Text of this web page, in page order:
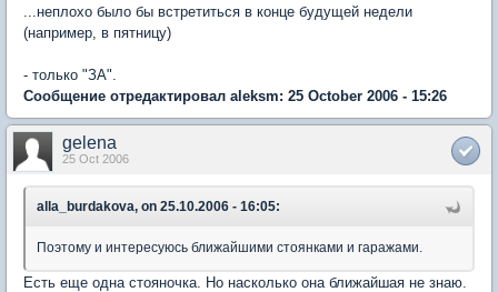
...неплохо было бы встретиться в конце будущей недели
(например, в пятницу)
- только "ЗА".
Сообщение отредактировал aleksm: 25 October 2006 - 15:26
gelena
25 Oct 2006
alla_burdakova, on 25.10.2006 - 16:05:
Поэтому и интересуюсь ближайшими стоянками и гаражами.
Есть еще одна стояночка. Но насколько она ближайшая не знаю.